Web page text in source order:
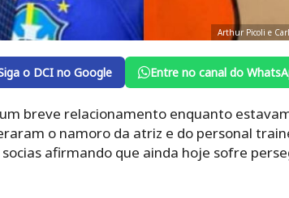
Arthur Picoli e
o DCI no Google Entre no canal do
breve relacionamento enquanto
o namoro da atriz e do personal
afirmando que ainda hoje sofre